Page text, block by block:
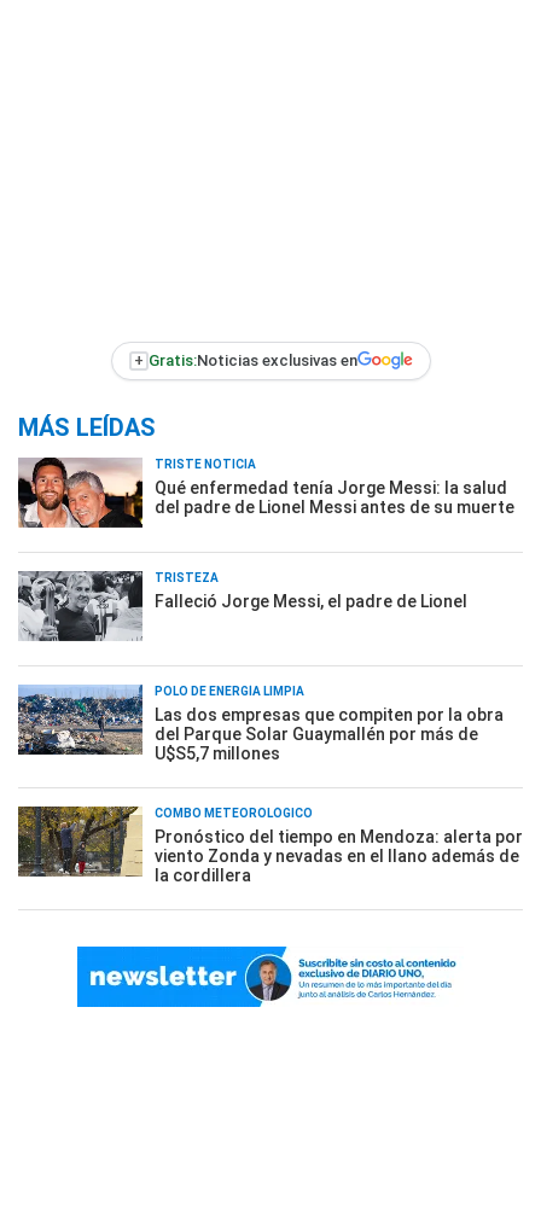
+ Gratis:Noticias exclusivas en
MÁS LEÍDAS
TRISTE NOTICIA
Qué enfermedad tenía Jorge Messi: la salud
del padre de Lionel Messi antes de su muerte
TRISTEZA
Falleció Jorge Messi, el padre de Lionel
POLO DE ENERGÍA LIMPIA
Las dos empresas que compiten por la obra
del Parque Solar Guaymallén por más de
U$S5,7 millones
COMBO METEOROLÓGICO
Pronóstico del tiempo en Mendoza: alerta por
viento Zonda y nevadas en el llano además de
la cordillera